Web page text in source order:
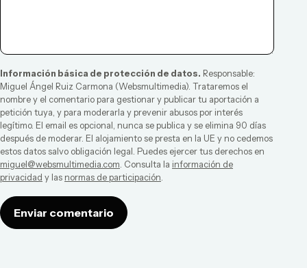
Información básica de protección de datos. Responsable:
Miguel Ángel Ruiz Carmona (Websmultimedia). Trataremos el
nombre y el comentario para gestionar y publicar tu aportación a
petición tuya, y para moderarla y prevenir abusos por interés
legítimo. El email es opcional, nunca se publica y se elimina 90 días
después de moderar. El alojamiento se presta en la UE y no cedemos
estos datos salvo obligación legal. Puedes ejercer tus derechos en
miguel@websmultimedia.com. Consulta la información de
privacidad y las normas de participación.
Enviar comentario